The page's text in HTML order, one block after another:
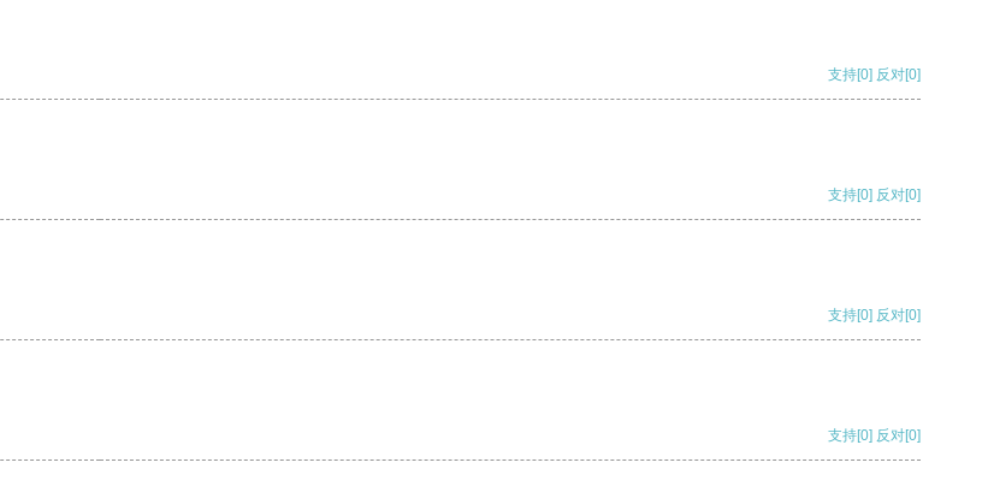
支持[0] 反对[0]
支持[0] 反对[0]
支持[0] 反对[0]
支持[0] 反对[0]